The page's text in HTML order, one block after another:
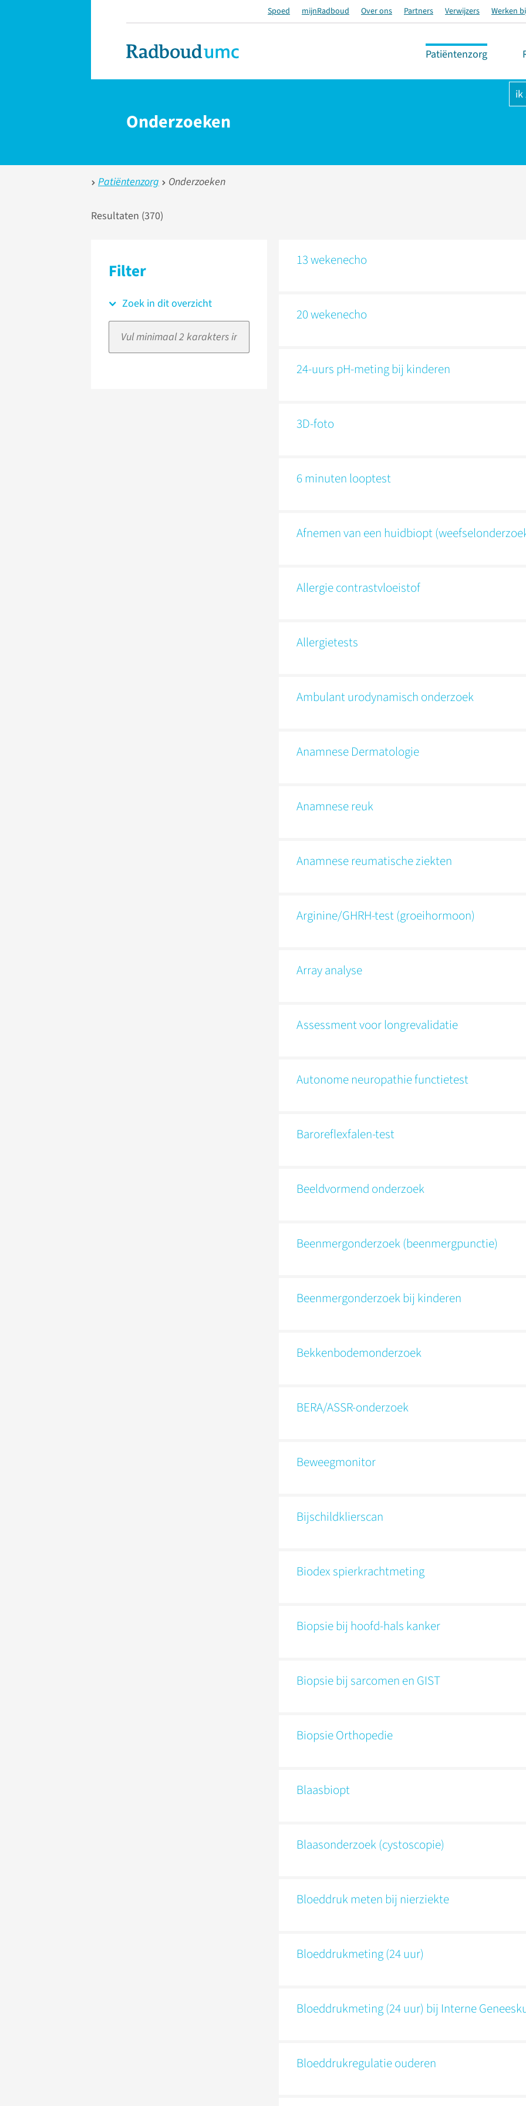
Spoed mijnRadboud Over ons Partners Verwijzers Werken
Patiëntenzorg
ik
Onderzoeken
Patiëntenzorg Onderzoeken
Resultaten (370)
Filter
Zoek in dit overzicht
13 wekenecho
20 wekenecho
24-uurs pH-meting bij kinderen
3D-foto
6 minuten looptest
Afnemen van een huidbiopt
Allergie contrastvloeistof
Allergietests
Ambulant urodynamisch onderzoek
Anamnese Dermatologie
Anamnese reuk
Anamnese reumatische ziekten
Arginine/GHRH-test (groeihormoon)
Array analyse
Assessment voor longrevalidatie
Autonome neuropathie functietest
Baroreflexfalen-test
Beeldvormend onderzoek
Beenmerg­onderzoek (beenmerg­punctie)
Beenmerg­onderzoek bij kinderen
Bekkenbodemonderzoek
BERA/ASSR-onderzoek
Beweegmonitor
Bijschildklierscan
Biodex spierkrachtmeting
Biopsie bij hoofd-hals kanker
Biopsie bij sarcomen en GIST
Biopsie Orthopedie
Blaasbiopt
Blaasonderzoek (cystoscopie)
Bloeddruk meten bij nierziekte
Bloeddrukmeting (24 uur)
Bloeddrukmeting (24 uur) bij Interne
Bloeddrukregulatie ouderen